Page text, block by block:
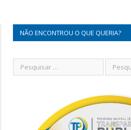
NÃO ENCONTROU O QUE QUERIA?